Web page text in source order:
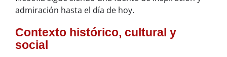
admiración hasta el día de hoy.
Contexto histórico, cultural y
social